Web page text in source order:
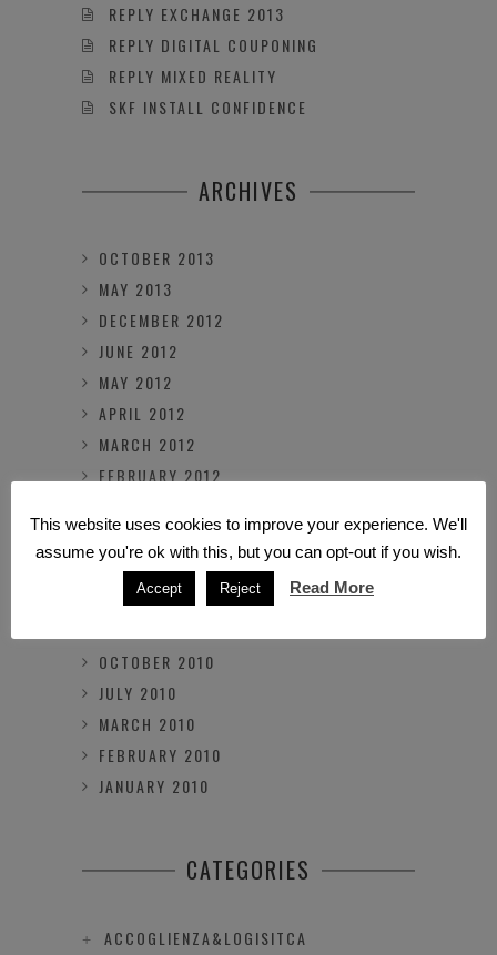
REPLY EXCHANGE 2013
REPLY DIGITAL COUPONING
REPLY MIXED REALITY
SKF INSTALL CONFIDENCE
ARCHIVES
OCTOBER 2013
MAY 2013
DECEMBER 2012
JUNE 2012
MAY 2012
APRIL 2012
MARCH 2012
FEBRUARY 2012
NOVEMBER 2011
OCTOBER 2011
MARCH 2011
OCTOBER 2010
JULY 2010
MARCH 2010
FEBRUARY 2010
JANUARY 2010
CATEGORIES
ACCOGLIENZA&LOGISITCA
This website uses cookies to improve your experience. We'll
assume you're ok with this, but you can opt-out if you wish.
Accept Reject Read More